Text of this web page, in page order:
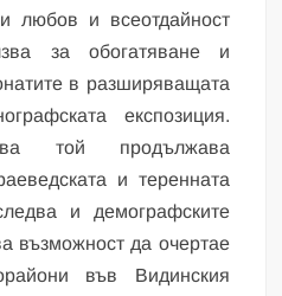
любов и всеотдайност
за обогатяване и
в разширяващата
експозиция.
той продължава
и теренната
и демографските
възможност да очертае
във Видинския